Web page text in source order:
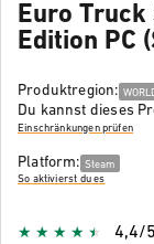
Euro
Edition PC
Produktregion:
Du kannst dieses
Einschränkungen prüfen
Platform: Steam
So aktivierst du es
4,4/5